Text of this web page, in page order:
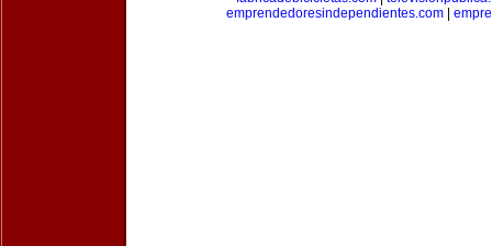
emprendedoresindependientes.com|